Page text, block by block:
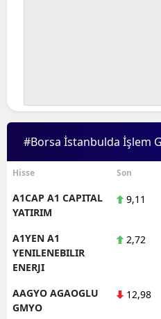
#Borsa İstanbulda İşlem
Hisse Son
A1CAP A1 CAPITAL
YATIRIM
9,11
A1YEN A1
YENILENEBILIR
ENERJI
2,72
AAGYO AGAOGLU
GMYO
12,98